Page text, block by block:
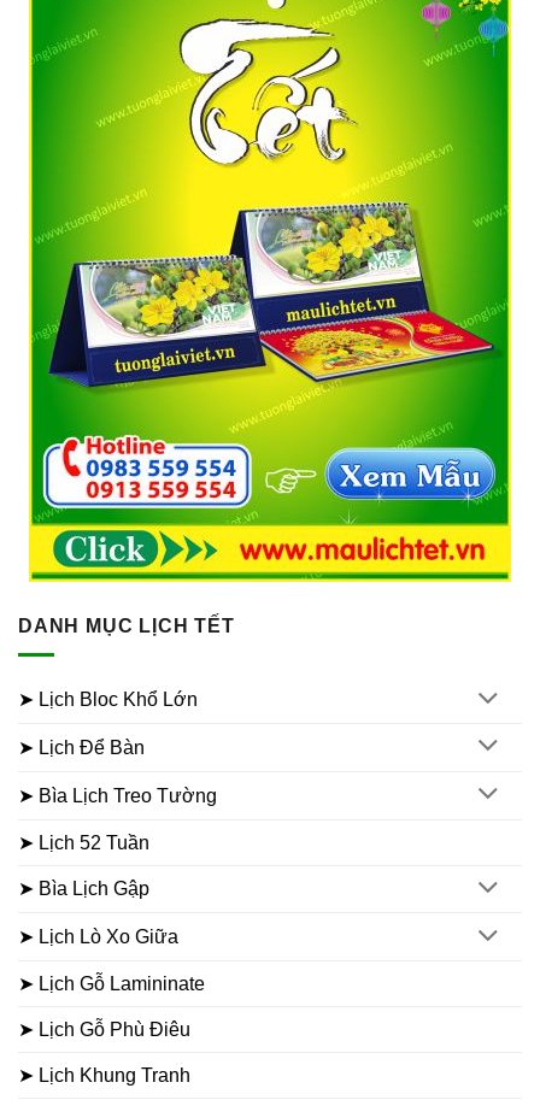
DANH MỤC LỊCH TẾT
➤ Lịch Bloc Khổ Lớn
➤ Lịch Để Bàn
➤ Bìa Lịch Treo Tường
➤ Lịch 52 Tuần
➤ Bìa Lịch Gập
➤ Lịch Lò Xo Giữa
➤ Lịch Gỗ Lamininate
➤ Lịch Gỗ Phù Điêu
➤ Lịch Khung Tranh